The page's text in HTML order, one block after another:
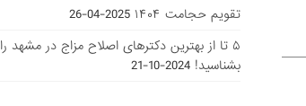
تقویم حجامت ۱۴۰۴
2025-04-26
۵ تا از بهترین دکتر‌های اصلاح مزاج در مشهد را
بشناسید! 2024-10-21